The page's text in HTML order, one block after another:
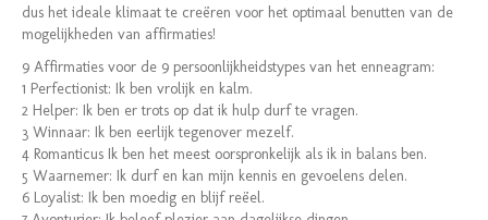
dus het ideale klimaat te creëren voor het optimaal benutten van de
mogelijkheden van affirmaties!
9 Affirmaties voor de 9 persoonlijkheidstypes van het enneagram:
1 Perfectionist: Ik ben vrolijk en kalm.
2 Helper: Ik ben er trots op dat ik hulp durf te vragen.
3 Winnaar: Ik ben eerlijk tegenover mezelf.
4 Romanticus Ik ben het meest oorspronkelijk als ik in balans ben.
5 Waarnemer: Ik durf en kan mijn kennis en gevoelens delen.
6 Loyalist: Ik ben moedig en blijf reëel.